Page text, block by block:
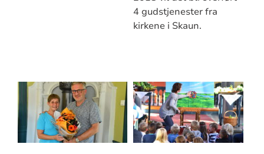
4 gudstjenester fra
kirkene i Skaun.